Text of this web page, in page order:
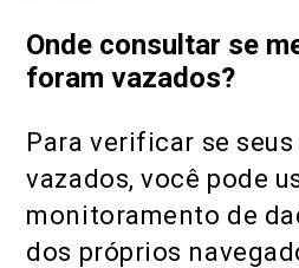
Onde consultar se
foram vazados?
Para verificar se
vazados, você pode
monitoramento de
dos próprios